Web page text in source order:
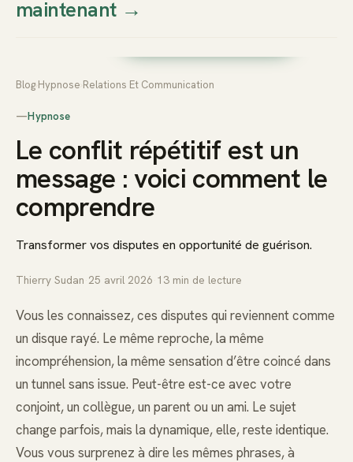
Thierry
Prendre rendez-vous dès
maintenant→
Blog Hypnose Relations Et Communication
—Hypnose
Le conflit répétitif est un
message : voici comment le
comprendre
Transformer vos disputes en opportunité de guérison.
Thierry Sudan 25 avril 2026 13 min de lecture
Vous les connaissez, ces disputes qui reviennent comme
un disque rayé. Le même reproche, la même
incompréhension, la même sensation d’être coincé dans
un tunnel sans issue. Peut-être est-ce avec votre
conjoint, un collègue, un parent ou un ami. Le sujet
change parfois, mais la dynamique, elle, reste identique.
Vous vous surprenez à dire les mêmes phrases, à